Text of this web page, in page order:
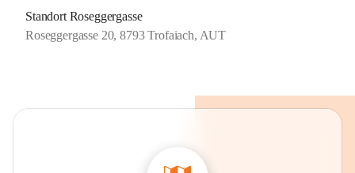
Standort Roseggergasse
Roseggergasse 20, 8793 Trofaiach, AUT